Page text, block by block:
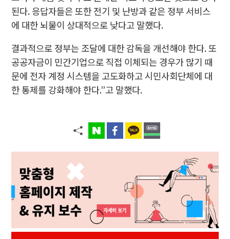
된다. 응답자들은 또한 전기 및 난방과 같은 정부 서비스
에 대한 뇌물이 상대적으로 낮다고 말했다.
결과적으로 정부는 조달에 대한 감독을 개선해야 한다. 또
공공자금이 민간기업으로 직접 이체되는 경우가 많기 때
문에 전자 계정 시스템을 고도화하고 시민사회단체에 대
한 통제를 강화해야 한다.”고 말했다.